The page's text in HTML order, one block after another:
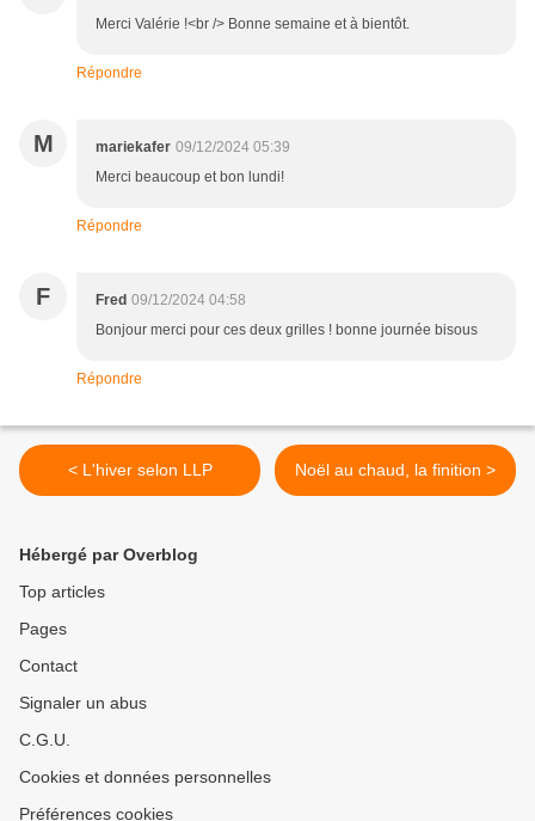
Merci Valérie !<br /> Bonne semaine et à bientôt.
Répondre
M mariekafer 09/12/2024 05:39
Merci beaucoup et bon lundi!
Répondre
F Fred 09/12/2024 04:58
Bonjour merci pour ces deux grilles ! bonne journée bisous
Répondre
< L'hiver selon LLP Noël au chaud, la finition >
Hébergé par Overblog
Top articles
Pages
Contact
Signaler un abus
C.G.U.
Cookies et données personnelles
Préférences cookies